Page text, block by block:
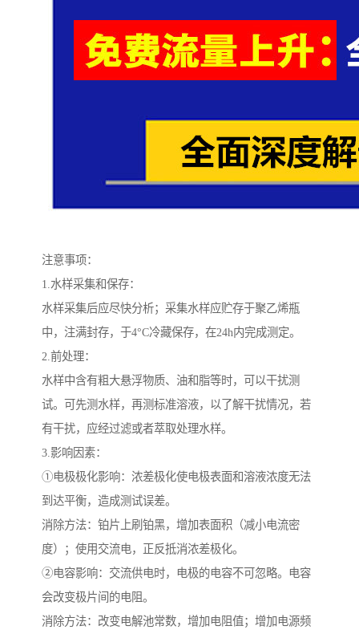
注意事项：
1.水样采集和保存：
水样采集后应尽快分析；采集水样应贮存于聚乙烯瓶
中，注满封存，于4°C冷藏保存，在24h内完成测定。
2.前处理：
水样中含有粗大悬浮物质、油和脂等时，可以干扰测
试。可先测水样，再测标准溶液，以了解干扰情况，若
有干扰，应经过滤或者萃取处理水样。
3.影响因素：
①电极极化影响：浓差极化使电极表面和溶液浓度无法
到达平衡，造成测试误差。
消除方法：铂片上刷铂黑，增加表面积（减小电流密
度）；使用交流电，正反抵消浓差极化。
②电容影响：交流供电时，电极的电容不可忽略。电容
会改变极片间的电阻。
消除方法：改变电解池常数，增加电阻值；增加电源频